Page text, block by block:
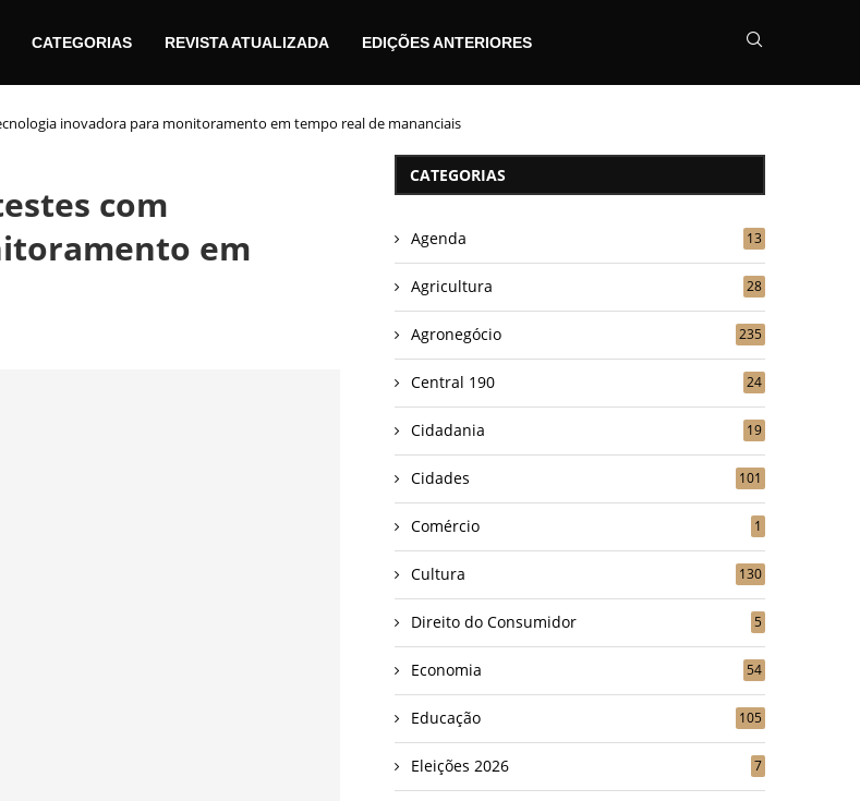
CATEGORIAS REVISTA ATUALIZADA EDIÇÕES ANTERIORES
inovadora para monitoramento em tempo real de mananciais
com
em
CATEGORIAS
Agenda 13
Agricultura 28
Agronegócio 235
Central 190 24
Cidadania 19
Cidades 101
Comércio 1
Cultura 130
Direito do Consumidor 5
Economia 54
Educação 105
Eleições 2026 7